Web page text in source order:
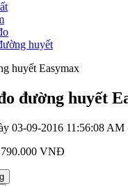
huyết
đường huyết
03-09-2016 11:56:08
790.000 VNĐ